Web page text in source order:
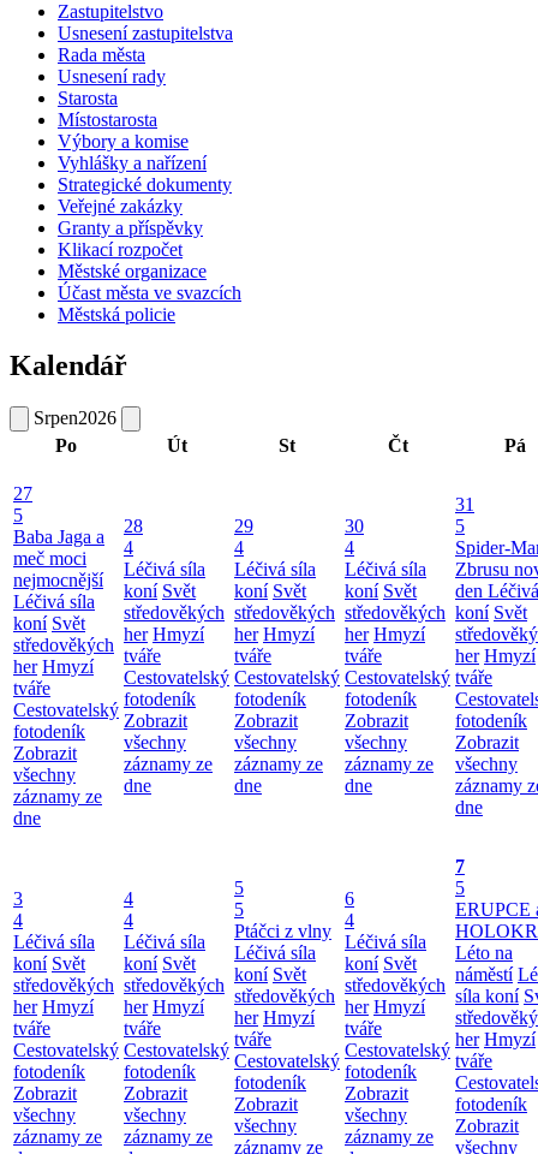
Zastupitelstvo
Usnesení zastupitelstva
Rada města
Usnesení rady
Starosta
Místostarosta
Výbory a komise
Vyhlášky a nařízení
Strategické dokumenty
Veřejné zakázky
Granty a příspěvky
Klikací rozpočet
Městské organizace
Účast města ve svazcích
Městská policie
Kalendář
Srpen2026
Po
Út St Čt Pá
27
5
Baba Jaga a
meč moci
nejmocnější
Léčivá síla
koní Svět
středověkých
her Hmyzí
tváře
Cestovatelský
fotodeník
Zobrazit
všechny
záznamy ze
dne
28
4
Léčivá síla
koní Svět
středověkých
her Hmyzí
tváře
Cestovatelský
fotodeník
Zobrazit
všechny
záznamy ze
dne
29
4
Léčivá síla
koní Svět
středověkých
her Hmyzí
tváře
Cestovatelský
fotodeník
Zobrazit
všechny
záznamy ze
dne
30
4
Léčivá síla
koní Svět
středověkých
her Hmyzí
tváře
Cestovatelský
fotodeník
Zobrazit
všechny
záznamy ze
dne
31
5
Spider-
Zbrusu
den
koní Svět
her Hmyzí
tváře
fotodeník
Zobrazit
všechny
záznamy
dne
3
4
Léčivá síla
koní Svět
středověkých
her Hmyzí
tváře
Cestovatelský
fotodeník
Zobrazit
všechny
záznamy ze
4
4
Léčivá síla
koní Svět
středověkých
her Hmyzí
tváře
Cestovatelský
fotodeník
Zobrazit
všechny
záznamy ze
5
5
Ptáčci z vlny
Léčivá síla
koní Svět
středověkých
her Hmyzí
tváře
Cestovatelský
fotodeník
Zobrazit
všechny
záznamy ze
6
4
Léčivá síla
koní Svět
středověkých
her Hmyzí
tváře
Cestovatelský
fotodeník
Zobrazit
všechny
záznamy ze
7
5
ERUPCE
Léto na
náměstí
síla koní
her Hmyzí
tváře
fotodeník
Zobrazit
všechny